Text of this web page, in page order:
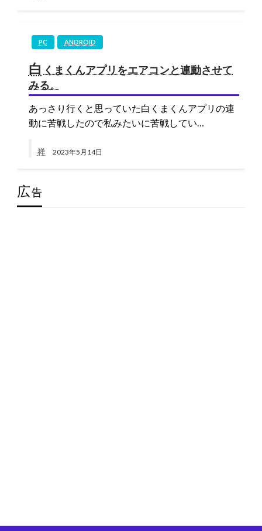
PC ANDROID
白 くまくんアプリをエアコンと連動させて
みる。
あっさり行くと思っていた白くまくんアプリの連
動に苦戦したので私みたいに苦戦してい…
祥 2023年5月14日
広告